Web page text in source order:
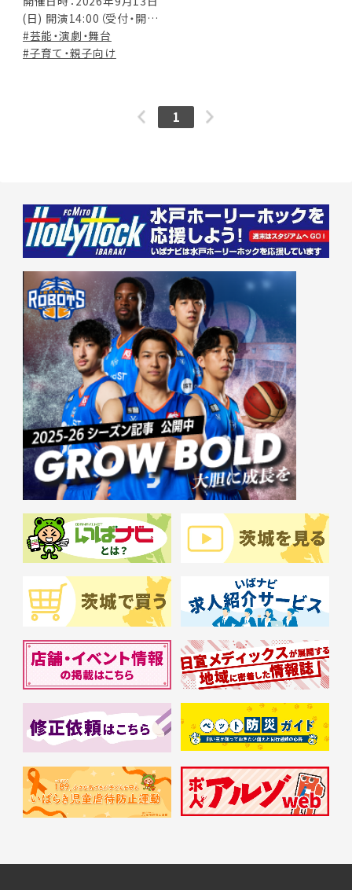
Vol.2 獲得免疫/パイエ
ル板 他1話
(日) 開演14:00（受付・開場
は開演の15分前から） ※上
映時間 47分
#芸能・演劇・舞台
#子育て・親子向け
1